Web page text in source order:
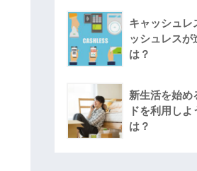
キャッシュレ
ッシュレスが
は？
新生活を始め
ドを利用し
は？